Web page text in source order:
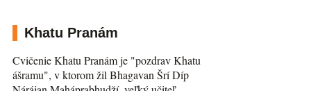
Khatu Pranám
Cvičenie Khatu Pranám je "pozdrav Khatu
ášramu", v ktorom žil Bhagavan Šrí Díp